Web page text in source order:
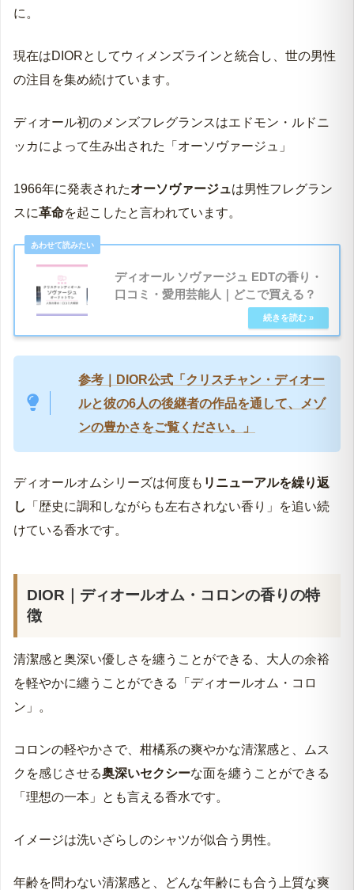
に。
現在はDIORとしてウィメンズラインと統合し、世の男性
の注目を集め続けています。
ディオール初のメンズフレグランスはエドモン・ルドニ
ッカによって生み出された「オーソヴァージュ」
1966年に発表されたオーソヴァージュは男性フレグラン
スに革命を起こしたと言われています。
ディオール ソヴァージュ EDTの香り・
口コミ・愛用芸能人｜どこで買える？
参考｜DIOR公式「クリスチャン・ディオー
ルと彼の6人の後継者の作品を通して、メゾ
ンの豊かさをご覧ください。」
ディオールオムシリーズは何度も リニューアルを繰り返
し
「歴史に調和しながらも左右されない香り」を追い続
けている香水です。
DIOR｜ ディオールオム・コロンの香りの特
徴
清潔感と奥深い優しさを纏うことができる、大人の余裕
を軽やかに纏うことができる「ディオールオム・コロ
ン」。
コロンの軽やかさで、柑橘系の爽やかな清潔感と、ムス
クを感じさせる奥深いセクシーな面を纏うことができる
「理想の一本」とも言える香水です。
イメージは洗いざらしのシャツが似合う男性。
年齢を問わない清潔感と、どんな年齢にも合う上質な爽